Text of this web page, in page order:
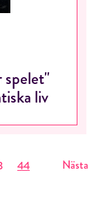
spelet"
liv
44 Nästa